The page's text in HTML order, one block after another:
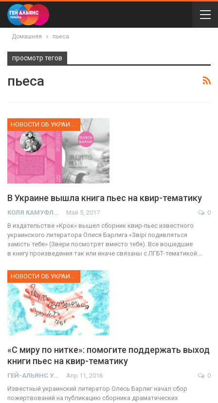
Домашняя пьеса
просмотр тегов
пьеса
В Украине вышла книга пьес на квир-тематику
КОЛЯ КАМУФЛЯЖ Май 5, 2017
0
В издательстве «Крок» вышел сборник квир-пьес известного
украинского литератора Олеся Барлига «Звірі подивляться
замість тебе» (Звери посмотрят вместо тебя). Все вошедшие
в книгу произведения так или иначе связаны с ЛГБТ-тематикой.…
НОВОСТИ ОБ УКРАИНЕ
«С миру по нитке»: помогите поддержать выход
книги пьес на квир-тематику
ГЕЙ-АЛЬЯНС УКРАИНА Апр 11, 2016
0
Известный украинский литератор Олесь Барлиг начал сбор
пожертвований на публикацию сборника драматических